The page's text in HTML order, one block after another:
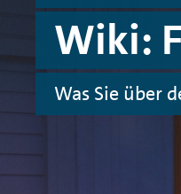
Wiki:
Was Sie über